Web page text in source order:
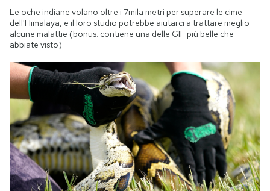
Le oche indiane volano oltre i 7mila metri per superare le cime
dell'Himalaya, e il loro studio potrebbe aiutarci a trattare meglio
alcune malattie (bonus: contiene una delle GIF più belle che
abbiate visto)